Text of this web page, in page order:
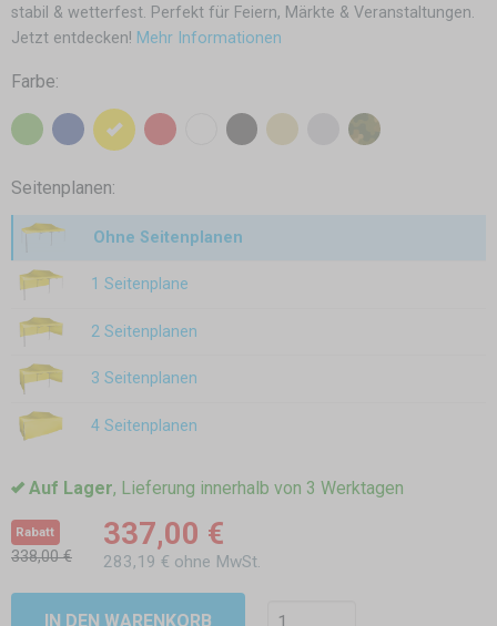
stabil & wetterfest. Perfekt für Feiern, Märkte & Veranstaltungen.
Jetzt entdecken! Mehr Informationen
Farbe:
Seitenplanen:
Ohne Seitenplanen
1 Seitenplane
2 Seitenplanen
3 Seitenplanen
4 Seitenplanen
Auf Lager, Lieferung innerhalb von 3 Werktagen
Rabatt
338,00 €
337,00 €
283,19 € ohne MwSt.
IN DEN WARENKORB